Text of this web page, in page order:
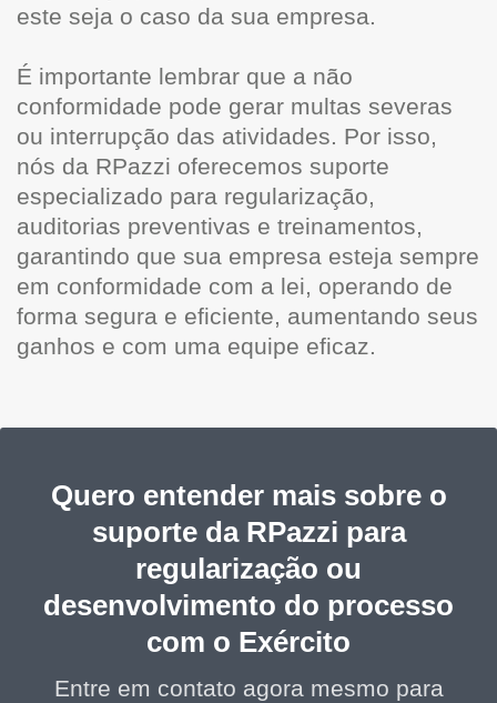
este seja o caso da sua empresa.
É importante lembrar que a não
conformidade pode gerar multas severas
ou interrupção das atividades. Por isso,
nós da RPazzi oferecemos suporte
especializado para regularização,
auditorias preventivas e treinamentos,
garantindo que sua empresa esteja sempre
em conformidade com a lei, operando de
forma segura e eficiente, aumentando seus
ganhos e com uma equipe eficaz.
Quero entender mais sobre o
suporte da RPazzi para
regularização ou
desenvolvimento do processo
com o Exército
Entre em contato agora mesmo para